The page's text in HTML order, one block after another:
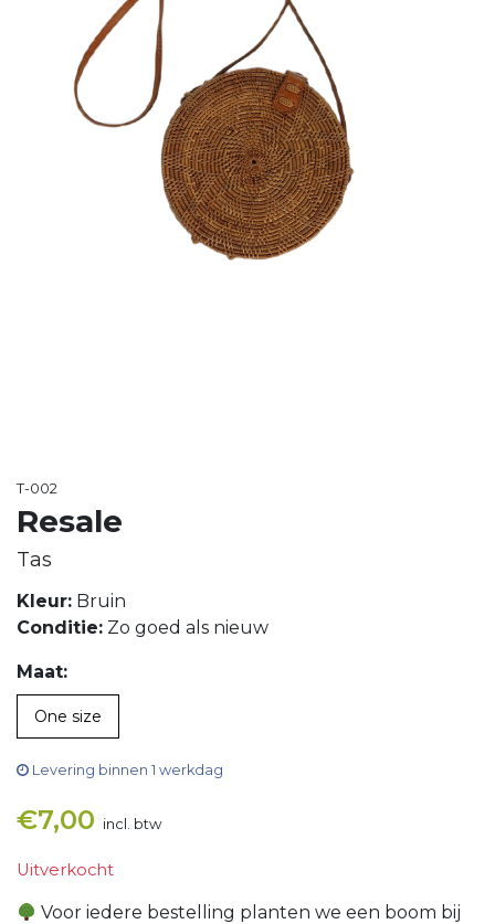
T-002
Resale
Tas
Kleur: Bruin
Conditie: Zo goed als nieuw
Maat:
One size
Levering binnen 1 werkdag
€7,00 incl. btw
Uitverkocht
Voor iedere bestelling planten we een boom bij